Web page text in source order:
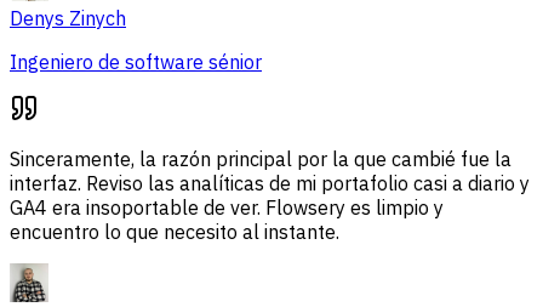
Denys Zinych
Ingeniero de software sénior
Sinceramente, la razón principal por la que cambié fue la
interfaz. Reviso las analíticas de mi portafolio casi a diario y
GA4 era insoportable de ver. Flowsery es limpio y
encuentro lo que necesito al instante.